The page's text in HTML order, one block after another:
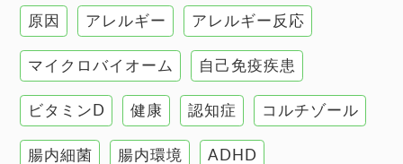
肝臓の健康
腸の健康
自己免疫疾患
高血圧
原因 アレルギー アレルギー反応
マイクロバイオーム 自己免疫疾患
ビタミンD 健康 認知症 コルチゾール
腸内細菌 腸内環境 ADHD